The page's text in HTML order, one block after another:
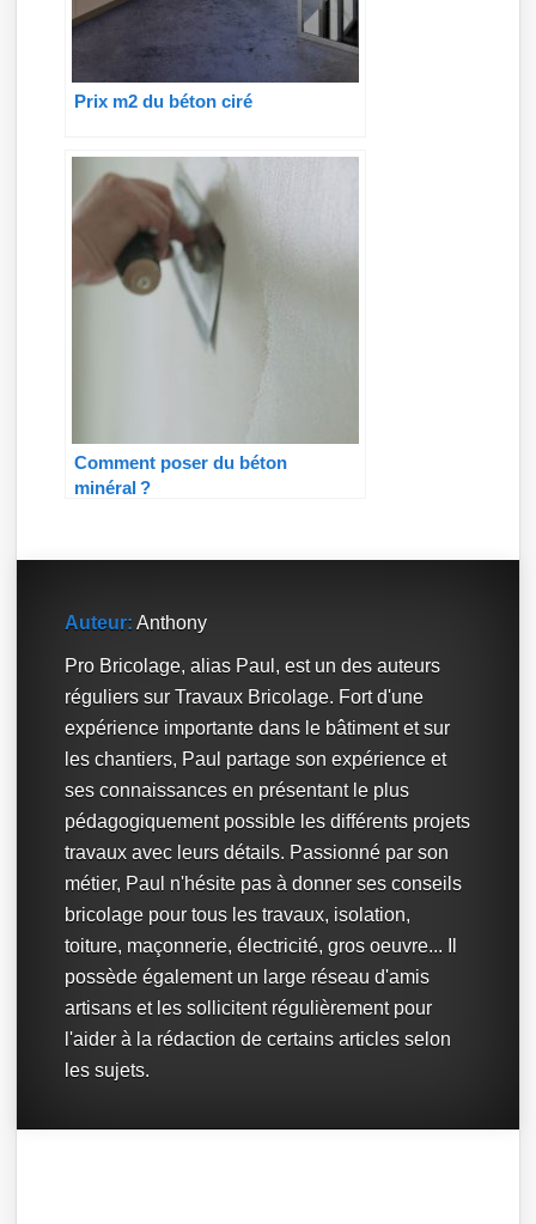
Prix m2 du béton ciré
Comment poser du béton
minéral ?
Auteur: Anthony
Pro Bricolage, alias Paul, est un des auteurs
réguliers sur Travaux Bricolage. Fort d'une
expérience importante dans le bâtiment et sur
les chantiers, Paul partage son expérience et
ses connaissances en présentant le plus
pédagogiquement possible les différents projets
travaux avec leurs détails. Passionné par son
métier, Paul n'hésite pas à donner ses conseils
bricolage pour tous les travaux, isolation,
toiture, maçonnerie, électricité, gros oeuvre... Il
possède également un large réseau d'amis
artisans et les sollicitent régulièrement pour
l'aider à la rédaction de certains articles selon
les sujets.